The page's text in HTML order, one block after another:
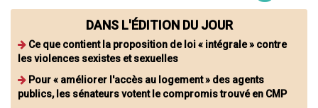
DANS L'ÉDITION DU JOUR
Ce que contient la proposition de loi « intégrale » contre
les violences sexistes et sexuelles
Pour « améliorer l'accès au logement » des agents
publics, les sénateurs votent le compromis trouvé en CMP